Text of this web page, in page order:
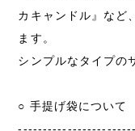
カキャンドル』など
ます。
シンプルなタイプの
○ 手提げ袋について